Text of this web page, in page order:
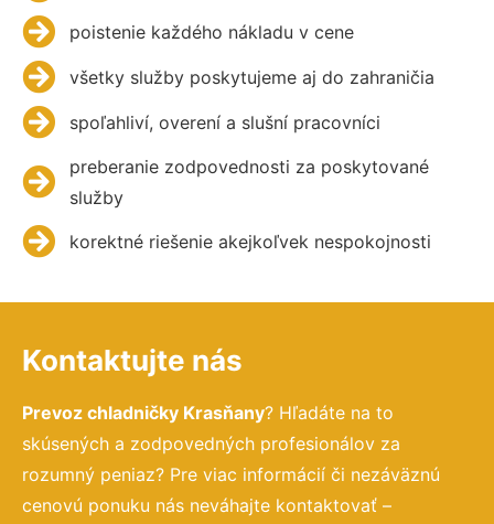
poistenie každého nákladu v cene
všetky služby poskytujeme aj do zahraničia
spoľahliví, overení a slušní pracovníci
preberanie zodpovednosti za poskytované
služby
korektné riešenie akejkoľvek nespokojnosti
Kontaktujte nás
Prevoz chladničky Krasňany? Hľadáte na to
skúsených a zodpovedných profesionálov za
rozumný peniaz? Pre viac informácií či nezáväznú
cenovú ponuku nás neváhajte kontaktovať –